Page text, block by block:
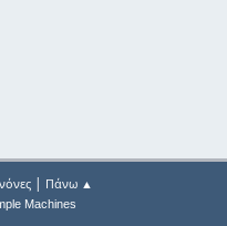
| Πάνω ▲
Machines